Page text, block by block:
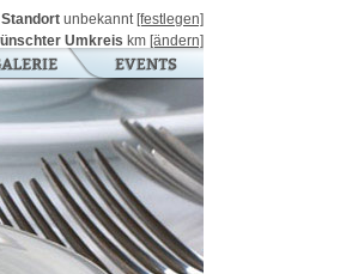
Standort unbekannt [festlegen]
Umkreis km [ändern]